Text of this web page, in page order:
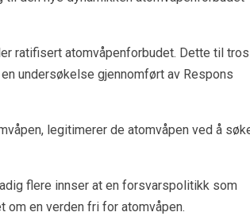
ratifisert atomvåpenforbudet. Dette til
undersøkelse gjennomført av Respons
legitimerer de atomvåpen ved å
flere innser at en forsvarspolitikk som
en verden fri for atomvåpen.